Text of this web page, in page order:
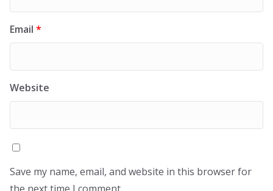
Email *
Website
Save my name, email, and website in this browser for